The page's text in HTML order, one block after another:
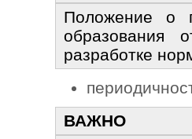
Положение о
образования
разработке
ВАЖНО